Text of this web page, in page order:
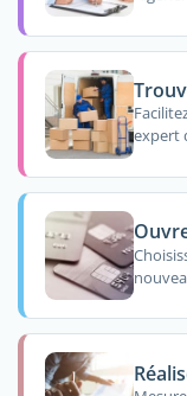
expert